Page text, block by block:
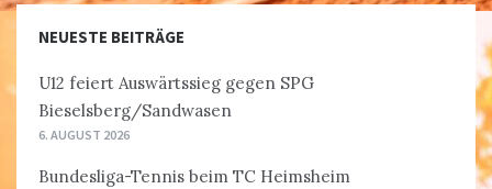
NEUESTE BEITRÄGE
U12 feiert Auswärtssieg gegen SPG
Bieselsberg/Sandwasen
6. AUGUST 2026
Bundesliga-Tennis beim TC Heimsheim